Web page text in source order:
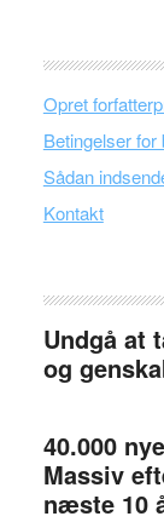
Opret
Betingelser for
Sådan
Kontakt
Undgå at
og
40.000
Massiv
næste 10